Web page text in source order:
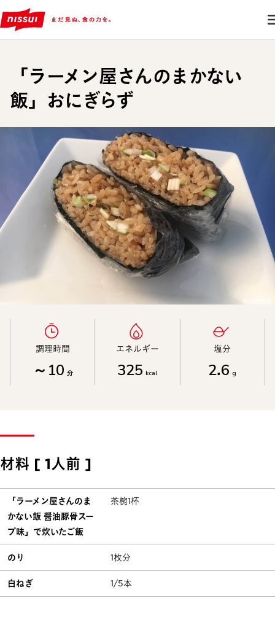
「ラーメン屋さんのまかない
飯」おにぎらず
調理時間​
～10 分
エネルギー​
325 kcal
塩分​
2.6 g
材料 [ 1人前 ]
「ラーメン屋さんのま
かない飯 醤油豚骨スー
プ味」で炊いたご飯
茶椀1杯
のり 1枚分
白ねぎ 1/5本